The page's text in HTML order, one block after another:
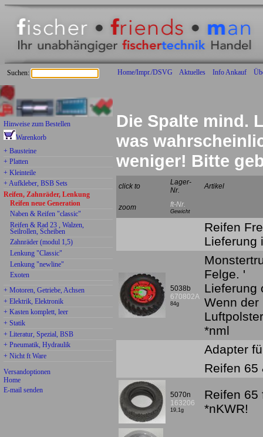
Home/Impr./DSVG Aktuelles Info Ankauf
Suchen:
Hinweise zum Bestellen
Warenkorb
+ Bausteine
+ Platten
+ Kleinteile
+ Aufkleber, BSB Sets
Reifen, Zahnräder, Lenkung
Reifen neue Generation
Naben & Reifen "classic"
Reifen & Rad 23 , Walzen,
Seilrollen, Scheiben
Zahnräder (modul 1,5)
Lenkung "Classic"
Lenkung "newline"
Exoten
+ Motoren, Getriebe, Achsen
+ Elektrik, Elektronik
+ Kasten komplett, leer
+ Statik
+ Literatur, Spezial, BSB
+ Pneumatik, Hydraulik
+ Nicht ft Ware
Versandoptionen
Home
E-mail senden
Die Spalte mind.
was
weniger! Bitte
click to
Lager-
Nr.
Artikel
zoom ft-Nr.
Gewicht
Reifen
Lieferung
5038b
670802A
84g
Felge. '
Lieferung
Wenn der
*nml
Adapter
Reifen 65
5070n
163206
19,1g
Reifen 65
*nKWR!